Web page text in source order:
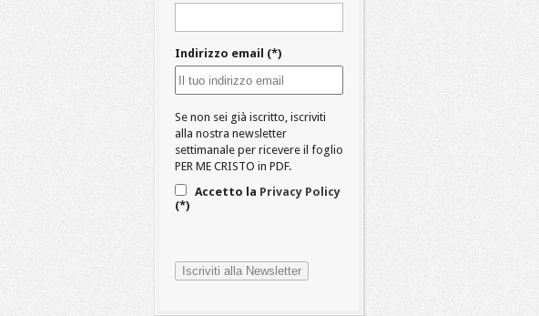
Indirizzo email (*)
Se non sei già iscritto, iscriviti
alla nostra newsletter
settimanale per ricevere il foglio
PER ME CRISTO in PDF.
Accetto la Privacy Policy
(*)